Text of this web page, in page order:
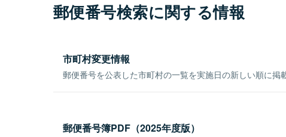
郵便番号検索に関する情報
市町村変更情報
郵便番号を公表した市町村の一覧を実施日の新しい順に掲
郵便番号簿PDF（2025年度版）